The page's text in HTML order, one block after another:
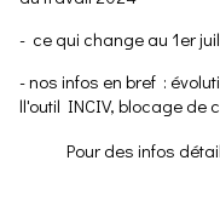
- ce qui change au 1er
- nos infos en bref :
ll'outil INCIV, blocage de
Pour des infos